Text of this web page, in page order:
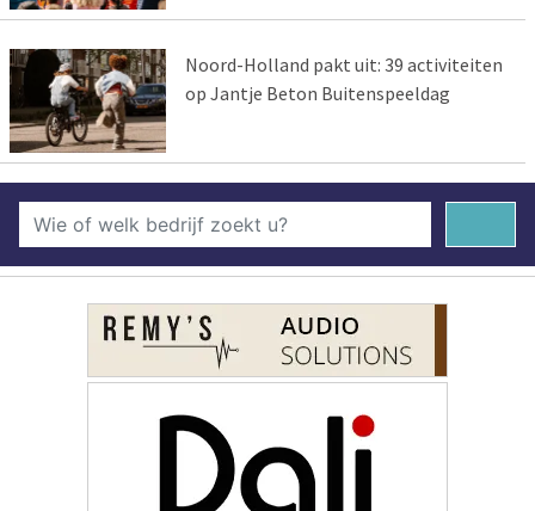
Noord-Holland pakt uit: 39 activiteiten
op Jantje Beton Buitenspeeldag